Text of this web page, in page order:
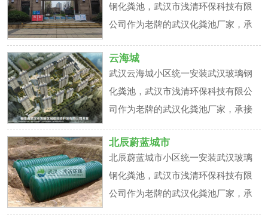
经达成了长期合作的意向
钢化粪池，武汉市浅清环保科技有限
公司作为老牌的武汉化粪池厂家，承
项目负责人对于所购武汉玻璃钢化粪
池产品质量和安装效果都非常满意，
已经达成了长期合作的意向
云海城
武汉云海城小区统一安装武汉玻璃钢
化粪池，武汉市浅清环保科技有限公
司作为老牌的武汉化粪池厂家，承接
目负责人对于所购武汉玻璃钢化粪池
产品质量和安装效果都非常满意，已
经达成了长期合作的意向
北辰蔚蓝城市
北辰蔚蓝城市小区统一安装武汉玻璃
钢化粪池，武汉市浅清环保科技有限
公司作为老牌的武汉化粪池厂家，承